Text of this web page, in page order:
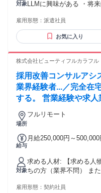
円 固定残業時間：20時
追加の残業手当：固定残
場合は支給無し
対象 LLMに興味がある ・将
活かして市場価値を高め
希望している ・安定した
る資格 応用情報処理技
認定基礎試験/
雇用形態： 派遣社員
お気に入り
株式会社ビューティフルカラフル
採用改善コンサルアシ
業界経験者...／完全在
する。 営業経験や求
の採用を変える仕事」
国3,000社以上の採用
ネジメントまで幅広く
ャー・新規事業責任者
して活躍できます。
場所
フルリモート
給与
月給250,000円～500,000円 給与: 固定残
￥20,000〜￥100,000（
分を超える残業代は追加で支給する。
円～500,000円 ※経験・能力・前職給与を考慮し決定します。
※固定残業代含む （12.5時間～39時間分／20,000円～100,000
対象
求める人材: 【求める人物像】 【応募条件】 ■営業経験をお持
ちの方（業界不問） または ■求人広告・人材紹介・採用支援
経験を次のキャリアへ活かしたい方 ✅企
雇用形態： 契約社員